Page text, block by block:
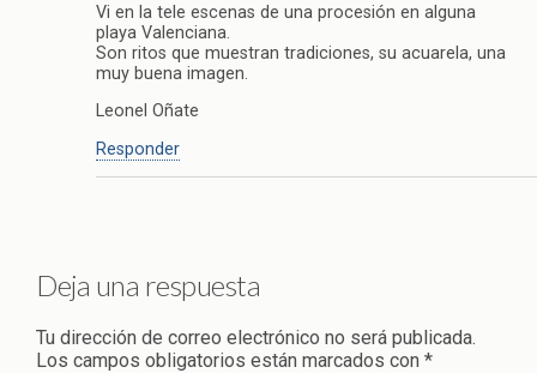
Vi en la tele escenas de una procesión en alguna
playa Valenciana.
Son ritos que muestran tradiciones, su acuarela, una
muy buena imagen.
Leonel Oñate
Responder
Deja una respuesta
Tu dirección de correo electrónico no será publicada.
Los campos obligatorios están marcados con *